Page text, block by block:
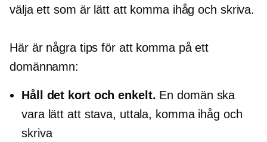
välja ett som är lätt att komma ihåg och skriva.
Här är några tips för att komma på ett
domännamn:
Håll det kort och enkelt. En domän ska
vara lätt att stava, uttala, komma ihåg och
skriva